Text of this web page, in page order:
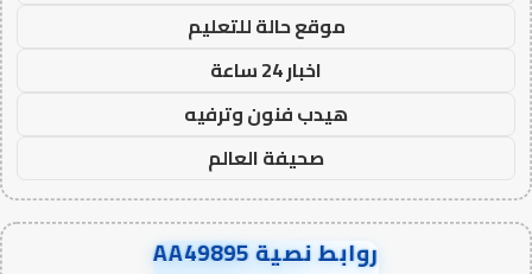
موقع حالة للتعليم
اخبار 24 ساعة
هيدب فنون وترفيه
صحيفة العالم
روابط نصية AA49895